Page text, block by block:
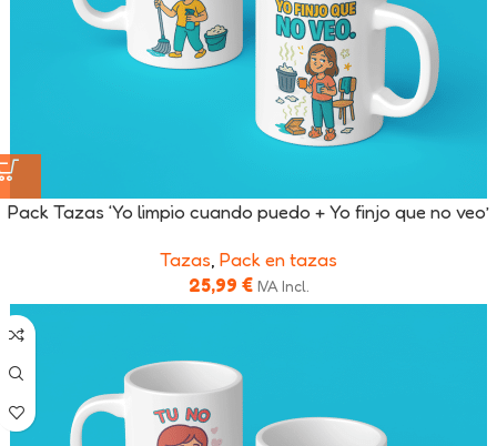
Pack Tazas ‘Yo limpio cuando puedo + Yo finjo que no veo’
Tazas Pack en tazas
25,99 € IVA Incl.